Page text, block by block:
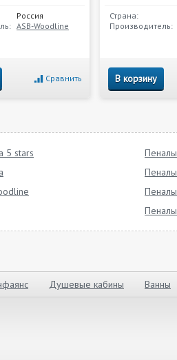
Россия
ASB-Woodline
Сравнить
Страна:
Производитель:
В корзину
5 stars
Душевые кабины Ванны